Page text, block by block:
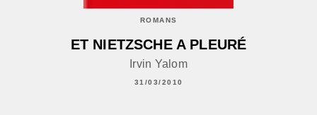
ROMANS
ET NIETZSCHE A PLEURÉ
Irvin Yalom
31/03/2010